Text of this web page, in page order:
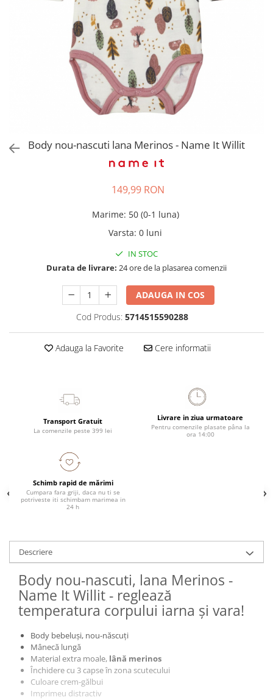
Pantaloni scurți pentru gravide
Sutiene / Bustiere / Maiouri
Pijamale Gravide
Body nou-nascuti lana Merinos - Name It Willit
149,99 RON
Marime: 50 (0-1 luna)
Varsta: 0 luni
IN STOC
Durata de livrare: 24 ore de la plasarea comenzii
ADAUGA IN COS
Cod Produs: 5714515590288
Adauga la Favorite Cere informatii
Transport Gratuit
La comenzile peste 399 lei
Livrare in ziua urmatoare
Pentru comenzile plasate pâna la
ora 14:00
Schimb rapid de mărimi
Cumpara fara griji, daca nu ti se
potriveste iti schimbam marimea in
24 h
Descriere
Body nou-nascuti, lana Merinos -
Name It Willit - reglează
temperatura corpului iarna și vara!
Body bebeluși, nou-născuți
Mânecă lungă
Material extra moale, lână merinos
Închidere cu 3 capse în zona scutecului
Culoare crem-gălbui
Imprimeu distractiv